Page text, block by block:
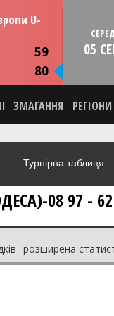
U-
59
80
13:30
05
ЗМАГАННЯ РЕГІОНИ
Турнірна таблиця
08 97 -
розширена